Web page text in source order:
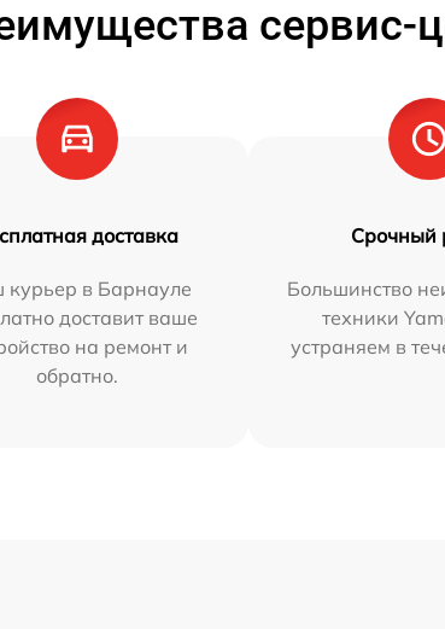
сервис-
доставка
в Барнауле
доставит ваше
на ремонт и
обратно.
Срочный
Большинство
техники
устраняем в